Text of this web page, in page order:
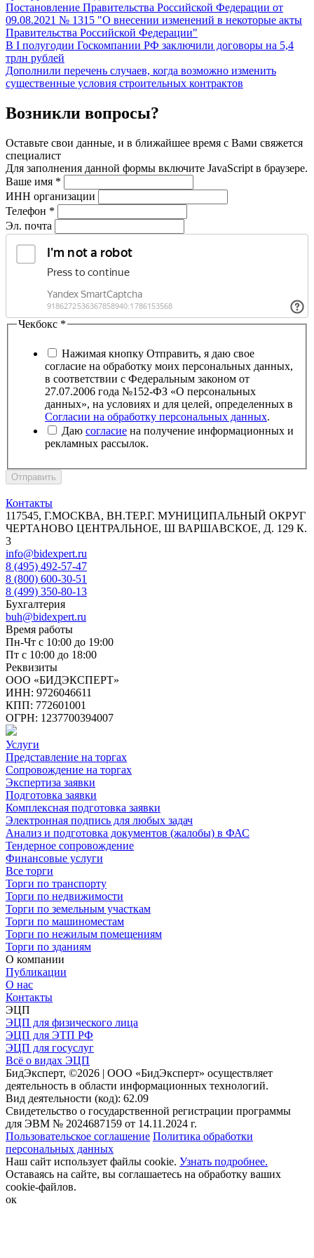
Постановление Правительства Российской Федерации от
09.08.2021 № 1315 "О внесении изменений в некоторые акты
Правительства Российской Федерации"
В I полугодии Госкомпании РФ заключили договоры на 5,4
трлн рублей
Дополнили перечень случаев, когда возможно изменить
существенные условия строительных контрактов
Возникли вопросы?
Оставьте свои данные, и в ближайшее время с Вами свяжется
специалист
Для заполнения данной формы включите JavaScript в браузере.
Ваше имя *
ИНН организации
Телефон *
Эл. почта
Чекбокс *
Нажимая кнопку Отправить, я даю свое
согласие на обработку моих персональных данных,
в соответствии с Федеральным законом от
27.07.2006 года №152-ФЗ «О персональных
данных», на условиях и для целей, определенных в
Согласии на обработку персональных данных.
Даю согласие на получение информационных и
рекламных рассылок.
Отправить
Контакты
117545, Г.МОСКВА, ВН.ТЕР.Г. МУНИЦИПАЛЬНЫЙ ОКРУГ
ЧЕРТАНОВО ЦЕНТРАЛЬНОЕ, Ш ВАРШАВСКОЕ, Д. 129 К.
3
info@bidexpert.ru
8 (495) 492-57-47
8 (800) 600-30-51
8 (499) 350-80-13
Бухгалтерия
buh@bidexpert.ru
Время работы
Пн-Чт с 10:00 до 19:00
Пт с 10:00 до 18:00
Реквизиты
ООО «БИДЭКСПЕРТ»
ИНН: 9726046611
КПП: 772601001
ОГРН: 1237700394007
Услуги
Представление на торгах
Сопровождение на торгах
Экспертиза заявки
Подготовка заявки
Комплексная подготовка заявки
Электронная подпись для любых задач
Анализ и подготовка документов (жалобы) в ФАС
Тендерное сопровождение
Финансовые услуги
Все торги
Торги по транспорту
Торги по недвижимости
Торги по земельным участкам
Торги по машиноместам
Торги по нежилым помещениям
Торги по зданиям
О компании
Публикации
О нас
Контакты
ЭЦП
ЭЦП для физического лица
ЭЦП для ЭТП РФ
ЭЦП для госуслуг
Всё о видах ЭЦП
БидЭксперт, ©2026 | ООО «БидЭксперт» осуществляет
деятельность в области информационных технологий.
Вид деятельности (код): 62.09
Свидетельство о государственной регистрации программы
для ЭВМ № 2024687159 от 14.11.2024 г.
Пользовательское соглашение Политика обработки
персональных данных
Наш сайт использует файлы cookie. Узнать подробнее.
Оставаясь на сайте, вы соглашаетесь на обработку ваших
cookie-файлов.
ок